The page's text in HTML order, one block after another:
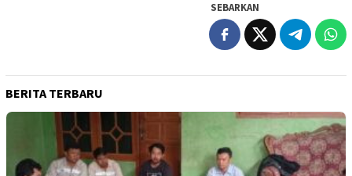
SEBARKAN
BERITA TERBARU